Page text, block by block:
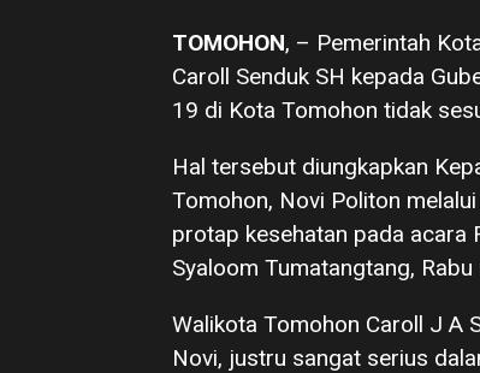
TOMOHON, – Pemerintah
Caroll Senduk SH kepada
19 di Kota Tomohon tidak
Hal tersebut diungkapkan
Tomohon, Novi Politon
protap kesehatan pada acara
Syaloom Tumatangtang,
Walikota Tomohon Caroll J A
Novi, justru sangat serius